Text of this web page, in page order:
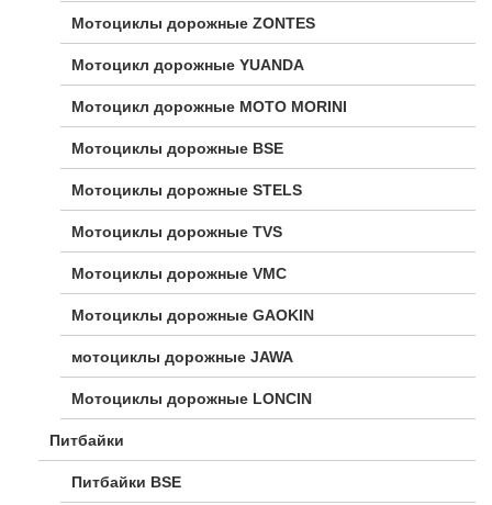
Мотоциклы дорожные ZONTES
Мотоцикл дорожные YUANDA
Мотоцикл дорожные МОТО MORINI
Мотоциклы дорожные BSE
Мотоциклы дорожные STELS
Мотоциклы дорожные TVS
Мотоциклы дорожные VMC
Мотоциклы дорожные GAOKIN
мотоциклы дорожные JAWA
Мотоциклы дорожные LONCIN
Питбайки
Питбайки BSE